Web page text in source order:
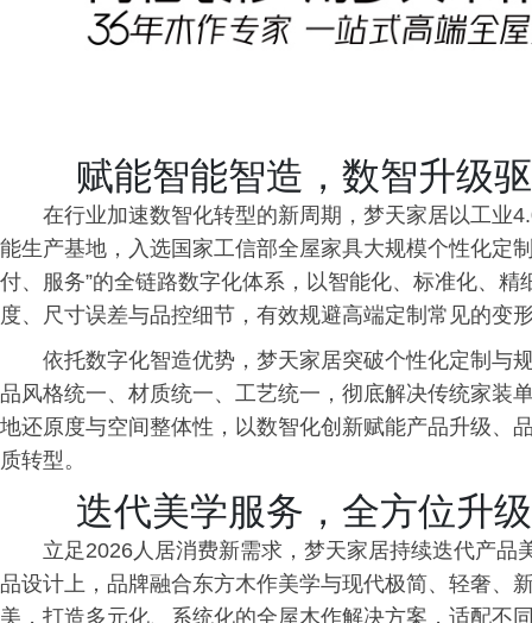
赋能智能智造，数智升级
在行业加速数智化转型的新周期，梦天家居以工业
能生产基地，入选国家工信部全屋家具大规模个性化定
付、服务”的全链路数字化体系，以智能化、标准化、
度、尺寸误差与品控细节，有效规避高端定制常见的变
依托数字化智造优势，梦天家居突破个性化定制与
品风格统一、材质统一、工艺统一，彻底解决传统家装
地还原度与空间整体性，以数智化创新赋能产品升级、
质转型。
迭代美学服务，全方位升
立足2026人居消费新需求，梦天家居持续迭代产
品设计上，品牌融合东方木作美学与现代极简、轻奢、
美，打造多元化、系统化的全屋木作解决方案，适配不